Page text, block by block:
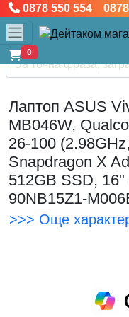
0878 550 554
0
Лаптоп ASUS
MB046W,
26-100
Snapdragon X
512GB SSD,
90NB15Z1-
>>> Още